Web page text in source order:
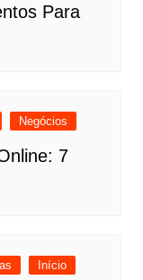
Para
Negócios
7
Início